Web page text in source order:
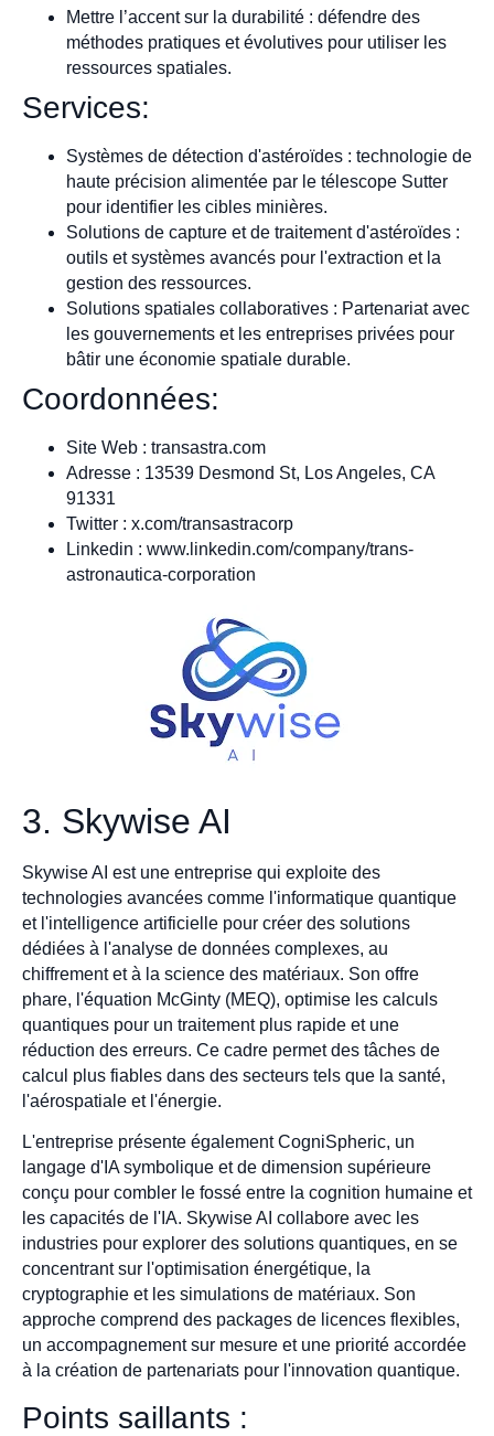
Mettre l’accent sur la durabilité : défendre des
méthodes pratiques et évolutives pour utiliser les
ressources spatiales.
Services:
Systèmes de détection d'astéroïdes : technologie de
haute précision alimentée par le télescope Sutter
pour identifier les cibles minières.
Solutions de capture et de traitement d'astéroïdes :
outils et systèmes avancés pour l'extraction et la
gestion des ressources.
Solutions spatiales collaboratives : Partenariat avec
les gouvernements et les entreprises privées pour
bâtir une économie spatiale durable.
Coordonnées:
Site Web : transastra.com
Adresse : 13539 Desmond St, Los Angeles, CA
91331
Twitter : x.com/transastracorp
Linkedin : www.linkedin.com/company/trans-
astronautica-corporation
3. Skywise AI
Skywise AI est une entreprise qui exploite des
technologies avancées comme l'informatique quantique
et l'intelligence artificielle pour créer des solutions
dédiées à l'analyse de données complexes, au
chiffrement et à la science des matériaux. Son offre
phare, l'équation McGinty (MEQ), optimise les calculs
quantiques pour un traitement plus rapide et une
réduction des erreurs. Ce cadre permet des tâches de
calcul plus fiables dans des secteurs tels que la santé,
l'aérospatiale et l'énergie.
L'entreprise présente également CogniSpheric, un
langage d'IA symbolique et de dimension supérieure
conçu pour combler le fossé entre la cognition humaine et
les capacités de l'IA. Skywise AI collabore avec les
industries pour explorer des solutions quantiques, en se
concentrant sur l'optimisation énergétique, la
cryptographie et les simulations de matériaux. Son
approche comprend des packages de licences flexibles,
un accompagnement sur mesure et une priorité accordée
à la création de partenariats pour l'innovation quantique.
Points saillants :